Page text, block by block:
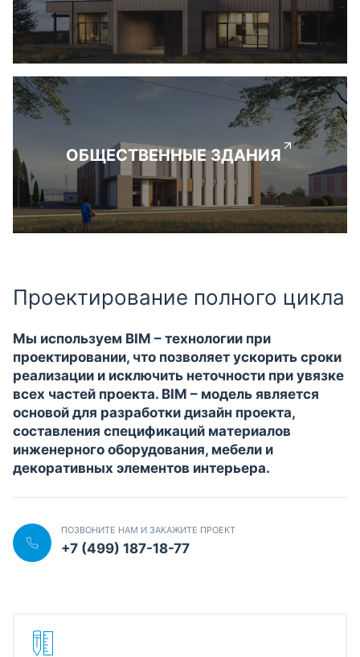
ОБЩЕСТВЕННЫЕ ЗДАНИЯ
Проектирование полного цикла
Мы используем BIM – технологии при
проектировании, что позволяет ускорить сроки
реализации и исключить неточности при увязке
всех частей проекта. BIM – модель является
основой для разработки дизайн проекта,
составления спецификаций материалов
инженерного оборудования, мебели и
декоративных элементов интерьера.
ПОЗВОНИТЕ НАМ И ЗАКАЖИТЕ ПРОЕКТ
+7 (499) 187-18-77